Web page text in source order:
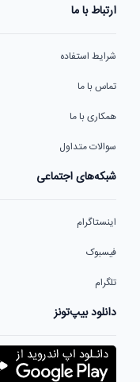
ارتباط با ما
شرایط استفاده
تماس با ما
همکاری با ما
سوالات متداول
شبکه‌های اجتماعی
اینستاگرام
فیسبوک
تلگرام
دانلود بیپ‌تونز